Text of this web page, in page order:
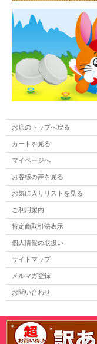
お店のトップへ戻る
カートを見る
マイページへ
お客様の声を見る
お気に入りリストを見る
ご利用案内
特定商取引法表示
個人情報の取扱い
サイトマップ
メルマガ登録
お問い合わせ
表